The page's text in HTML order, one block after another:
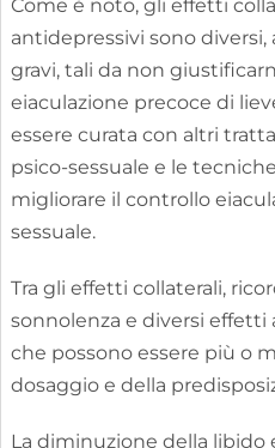
Come è noto, gli effetti
antidepressivi sono
gravi, tali da non
eiaculazione precoce di
essere curata con altri
psico-sessuale e le
migliorare il controllo
sessuale.
Tra gli effetti collaterali,
sonnolenza e diversi
che possono essere più o
dosaggio e della
La diminuzione della